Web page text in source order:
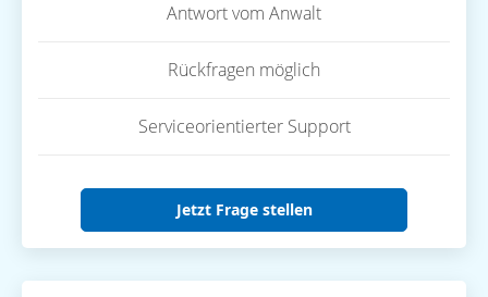
Antwort vom Anwalt
Rückfragen möglich
Serviceorientierter Support
Jetzt Frage stellen